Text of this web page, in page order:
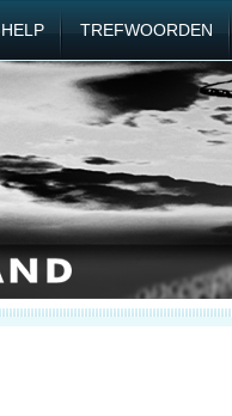
HELP TREFWOORDEN